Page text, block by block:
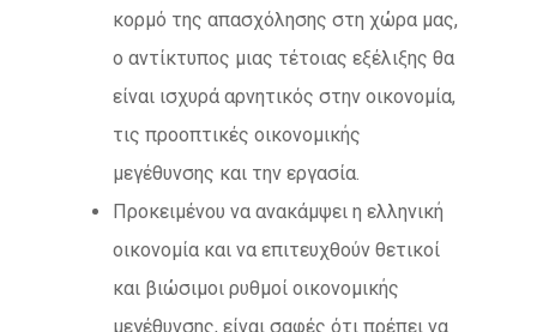
κορμό της απασχόλησης στη χώρα μας,
ο αντίκτυπος μιας τέτοιας εξέλιξης θα
είναι ισχυρά αρνητικός στην οικονομία,
τις προοπτικές οικονομικής
μεγέθυνσης και την εργασία.
Προκειμένου να ανακάμψει η ελληνική
οικονομία και να επιτευχθούν θετικοί
και βιώσιμοι ρυθμοί οικονομικής
μεγέθυνσης, είναι σαφές ότι πρέπει να